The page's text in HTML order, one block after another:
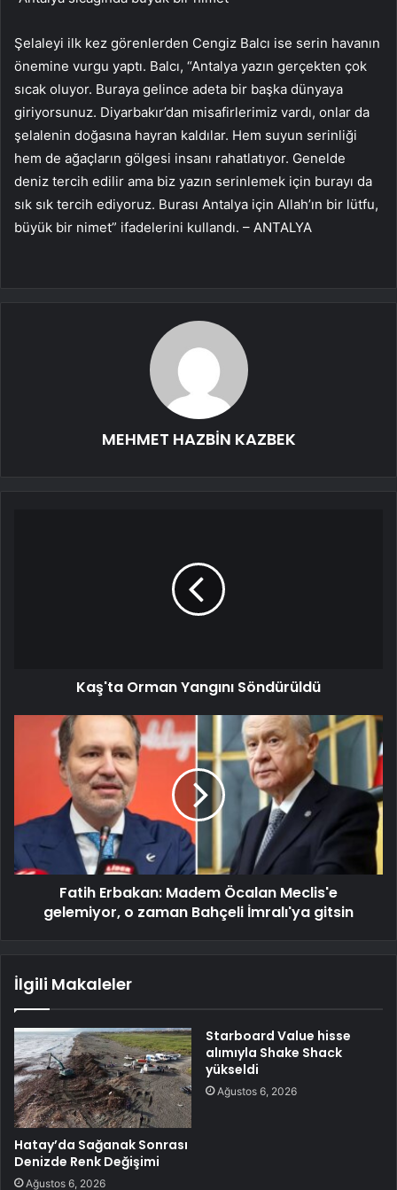
Şelaleyi ilk kez görenlerden Cengiz Balcı ise serin havanın
önemine vurgu yaptı. Balcı, “Antalya yazın gerçekten çok
sıcak oluyor. Buraya gelince adeta bir başka dünyaya
giriyorsunuz. Diyarbakır’dan misafirlerimiz vardı, onlar da
şelalenin doğasına hayran kaldılar. Hem suyun serinliği
hem de ağaçların gölgesi insanı rahatlatıyor. Genelde
deniz tercih edilir ama biz yazın serinlemek için burayı da
sık sık tercih ediyoruz. Burası Antalya için Allah’ın bir lütfu,
büyük bir nimet” ifadelerini kullandı. – ANTALYA
MEHMET HAZBİN KAZBEK
Kaş'ta Orman Yangını Söndürüldü
Fatih Erbakan: Madem Öcalan Meclis'e
gelemiyor, o zaman Bahçeli İmralı'ya gitsin
İlgili Makaleler
Hatay’da Sağanak Sonrası
Denizde Renk Değişimi
Ağustos 6, 2026
Starboard Value hisse
alımıyla Shake Shack
yükseldi
Ağustos 6, 2026